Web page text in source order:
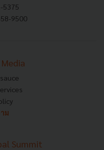
5375
9500
ม
Summit